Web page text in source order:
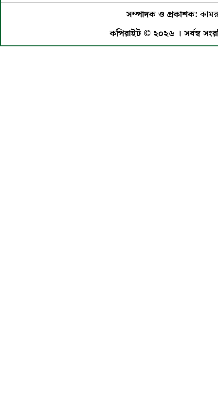
সম্পাদক ও প্রকাশক:
কপিরাইট © ২০২৬ । সর্বস্ব